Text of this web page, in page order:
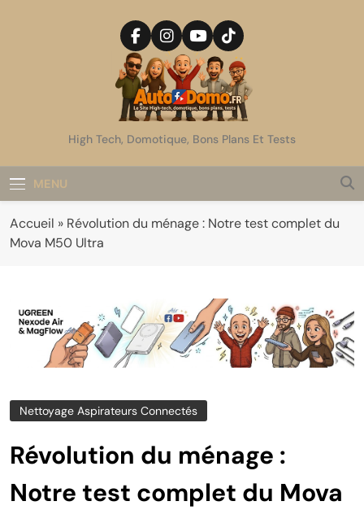
AutoDomo
High Tech, Domotique, Bons Plans Et Tests
MENU
Accueil » Révolution du ménage : Notre test complet du
Mova M50 Ultra
Nettoyage Aspirateurs Connectés
Révolution du ménage :
Notre test complet du Mova